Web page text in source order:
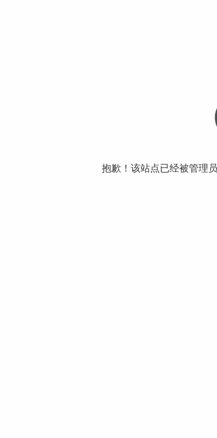
抱歉！该站点已经被管理